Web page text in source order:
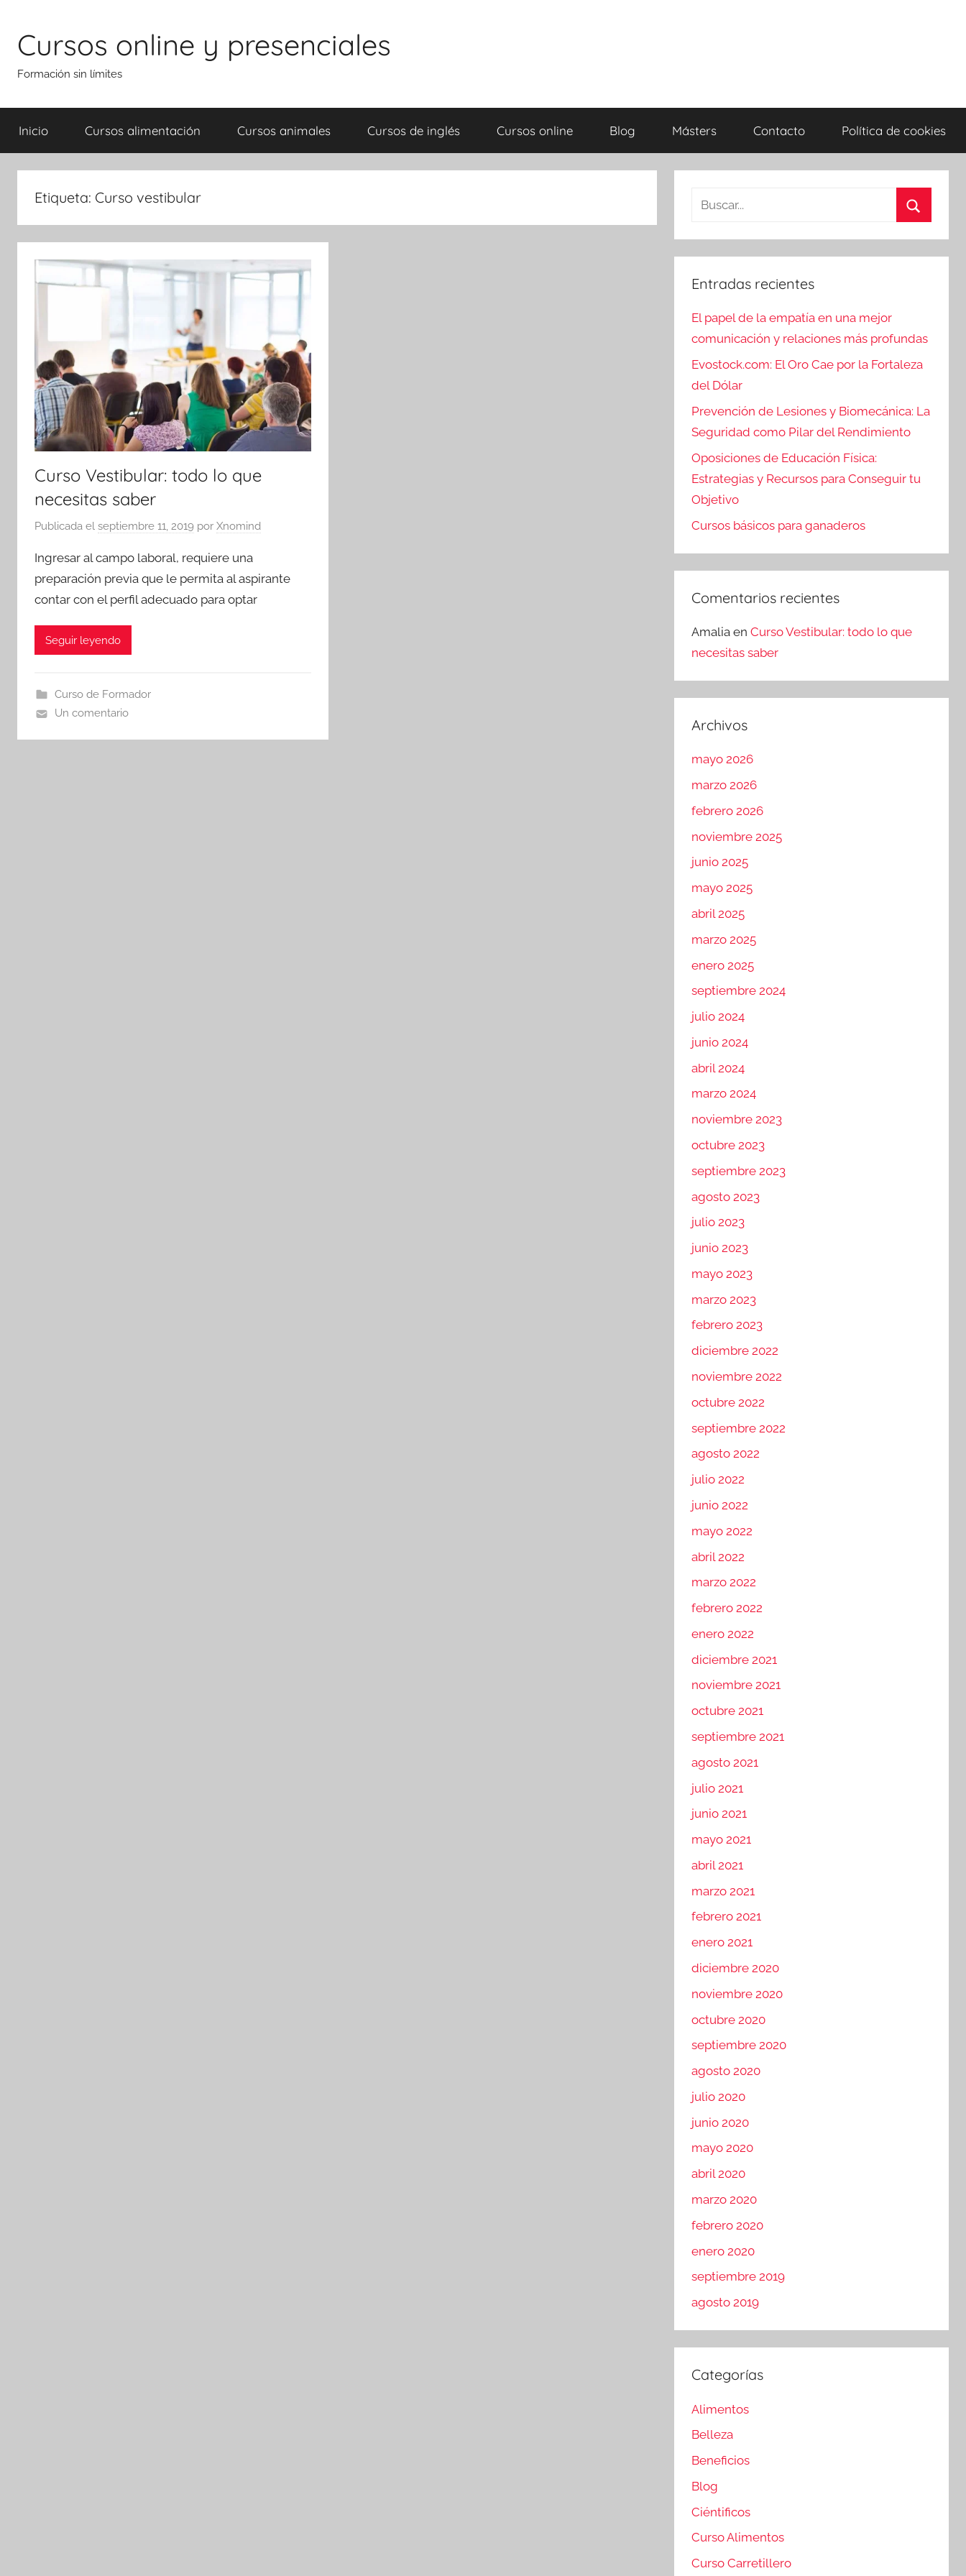
contenido
Cursos online y presenciales
Formación sin límites
Inicio Cursos alimentación Cursos animales Cursos de inglés Cursos online Blog Másters Contacto Política de cookies
Etiqueta: Curso vestibular
Curso Vestibular: todo lo que
necesitas saber
Publicada el septiembre 11, 2019 por Xnomind
Ingresar al campo laboral, requiere una
preparación previa que le permita al aspirante
contar con el perfil adecuado para optar
Seguir leyendo
Curso de Formador
Un comentario
Entradas recientes
El papel de la empatía en una mejor
comunicación y relaciones más profundas
Evostock.com: El Oro Cae por la Fortaleza
del Dólar
Prevención de Lesiones y Biomecánica: La
Seguridad como Pilar del Rendimiento
Oposiciones de Educación Física:
Estrategias y Recursos para Conseguir tu
Objetivo
Cursos básicos para ganaderos
Comentarios recientes
Amalia enCurso Vestibular: todo lo que
necesitas saber
Archivos
mayo 2026
marzo 2026
febrero 2026
noviembre 2025
junio 2025
mayo 2025
abril 2025
marzo 2025
enero 2025
septiembre 2024
julio 2024
junio 2024
abril 2024
marzo 2024
noviembre 2023
octubre 2023
septiembre 2023
agosto 2023
julio 2023
junio 2023
mayo 2023
marzo 2023
febrero 2023
diciembre 2022
noviembre 2022
octubre 2022
septiembre 2022
agosto 2022
julio 2022
junio 2022
mayo 2022
abril 2022
marzo 2022
febrero 2022
enero 2022
diciembre 2021
noviembre 2021
octubre 2021
septiembre 2021
agosto 2021
julio 2021
junio 2021
mayo 2021
abril 2021
marzo 2021
febrero 2021
enero 2021
diciembre 2020
noviembre 2020
octubre 2020
septiembre 2020
agosto 2020
julio 2020
junio 2020
mayo 2020
abril 2020
marzo 2020
febrero 2020
enero 2020
septiembre 2019
agosto 2019
Categorías
Alimentos
Belleza
Beneficios
Blog
Ciéntificos
Curso Alimentos
Curso Carretillero